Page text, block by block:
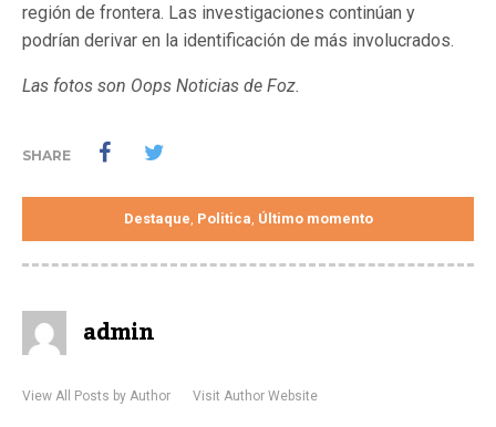
región de frontera. Las investigaciones continúan y
podrían derivar en la identificación de más involucrados.
Las fotos son Oops Noticias de Foz.
SHARE
Destaque Politica Último momento
admin
View All Posts by Author Visit Author Website